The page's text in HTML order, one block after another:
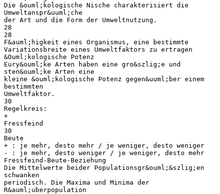
Die &ouml;kologische Nische charakterisiert die
Umweltanspr&uuml;che
der Art und die Form der Umweltnutzung.
28
28
F&auml;higkeit eines Organismus, eine bestimmte
Variationsbreite eines Umweltfaktors zu ertragen
&Ouml;kologische Potenz
Eury&ouml;ke Arten haben eine gro&szlig;e und
sten&ouml;ke Arten eine
kleine &ouml;kologische Potenz gegen&uuml;ber einem
bestimmten
Umweltfaktor.
30
Regelkreis:
+
Fressfeind
30
Beute
+ : je mehr, desto mehr / je weniger, desto weniger
- : je mehr, desto weniger / je weniger, desto mehr
Fressfeind-Beute-Beziehung
Die Mittelwerte beider Populationsgr&ouml;&szlig;en
schwanken
periodisch. Die Maxima und Minima der
R&auml;uberpopulation